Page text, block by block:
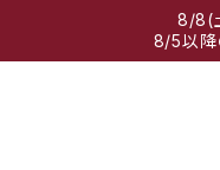
8/8(
8/5以降